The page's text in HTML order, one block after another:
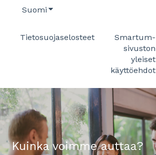
Suomi Näytä käännöksien alavalikko
Tietosuojaselosteet
Smartum-
sivuston
yleiset
käyttöehdot
Kuinka voimme auttaa?